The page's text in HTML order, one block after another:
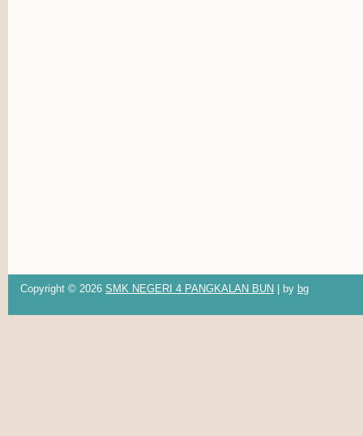
Copyright © 2026 SMK NEGERI 4 PANGKALAN BUN | by bg